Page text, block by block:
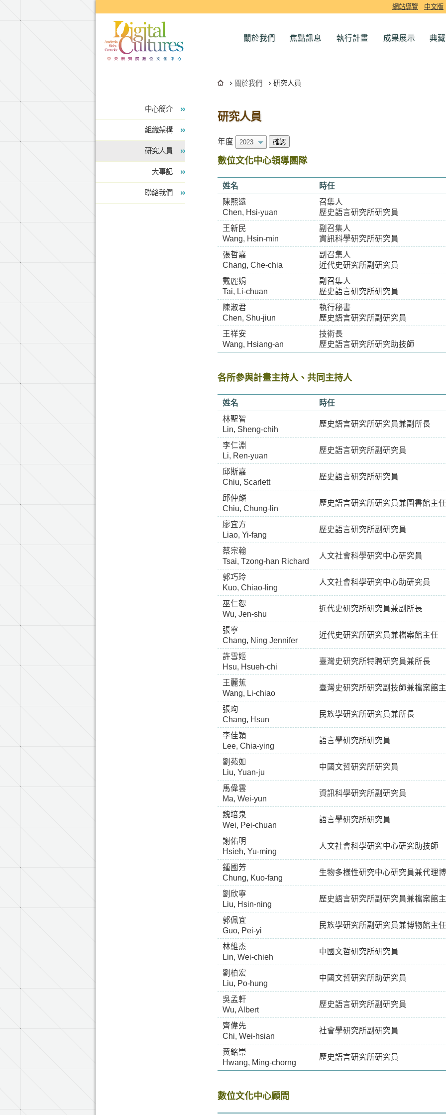
網站導覽 中文版
關於我們 焦點訊息 執行計畫 成果展示 典
中心簡介
組織架構
研究人員
大事記
聯絡我們
關於我們 研究人員
研究人員
年度 確認
數位文化中心領導團隊
姓名
時任
陳熙遠
Chen, Hsi-yuan
召集人
歷史語言研究所研究員
王新民
Wang, Hsin-min
副召集人
資訊科學研究所研究員
張哲嘉
Chang, Che-chia
副召集人
近代史研究所副研究員
戴麗娟
Tai, Li-chuan
副召集人
歷史語言研究所研究員
陳淑君
Chen, Shu-jiun
執行秘書
歷史語言研究所副研究員
王祥安
Wang, Hsiang-an
技術長
歷史語言研究所研究助技師
各所參與計畫主持人、共同主持人
姓名
時任
林聖智
Lin, Sheng-chih
歷史語言研究所研究員兼副所長
李仁淵
Li, Ren-yuan
歷史語言研究所副研究員
邱斯嘉
Chiu, Scarlett
歷史語言研究所研究員
邱仲麟
Chiu, Chung-lin
歷史語言研究所研究員兼圖書館主
廖宜方
Liao, Yi-fang
歷史語言研究所副研究員
蔡宗翰
Tsai, Tzong-han Richard
人文社會科學研究中心研究員
郭巧玲
Kuo, Chiao-ling
人文社會科學研究中心助研究員
巫仁恕
Wu, Jen-shu
近代史研究所研究員兼副所長
張寧
Chang, Ning Jennifer
近代史研究所研究員兼檔案館主任
許雪姬
Hsu, Hsueh-chi
臺灣史研究所特聘研究員兼所長
王麗蕉
Wang, Li-chiao
臺灣史研究所研究副技師兼檔案館
張珣
Chang, Hsun
民族學研究所研究員兼所長
李佳穎
Lee, Chia-ying
語言學研究所研究員
劉苑如
Liu, Yuan-ju
中國文哲研究所研究員
馬偉雲
Ma, Wei-yun
資訊科學研究所副研究員
魏培泉
Wei, Pei-chuan
語言學研究所研究員
謝佑明
Hsieh, Yu-ming
人文社會科學研究中心研究助技師
鍾國芳
Chung, Kuo-fang
生物多樣性研究中心研究員兼代理
劉欣寧
Liu, Hsin-ning
歷史語言研究所副研究員兼檔案館
郭佩宜
Guo, Pei-yi
民族學研究所副研究員兼博物館主
林維杰
Lin, Wei-chieh
中國文哲研究所研究員
劉柏宏
Liu, Po-hung
中國文哲研究所助研究員
吳孟軒
Wu, Albert
歷史語言研究所副研究員
齊偉先
Chi, Wei-hsian
社會學研究所副研究員
黃銘崇
Hwang, Ming-chorng
歷史語言研究所研究員
數位文化中心顧問